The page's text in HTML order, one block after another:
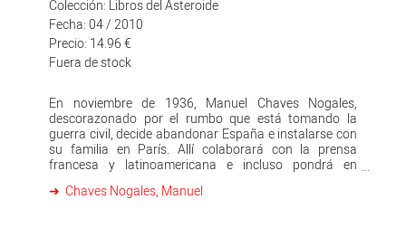
Colección: Libros del Asteroide
Fecha: 04 / 2010
Precio: 14.96 €
Fuera de stock
En noviembre de 1936, Manuel Chaves Nogales,
descorazonado por el rumbo que está tomando la
guerra civil, decide abandonar España e instalarse con
su familia en París. Allí colaborará con la prensa
francesa y latinoamericana e incluso pondrá en
actualidad española dirigida a los exiliados
Chaves Nogales, Manuel